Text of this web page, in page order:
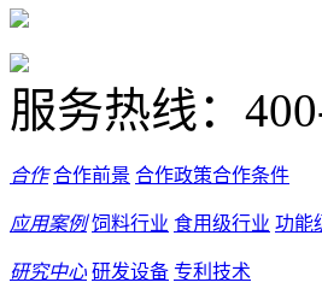
服务热线：
合作 合作前景 合作政策合作条件
应用案例 饲料行业 食用级行业 功能
研究中心 研发设备 专利技术